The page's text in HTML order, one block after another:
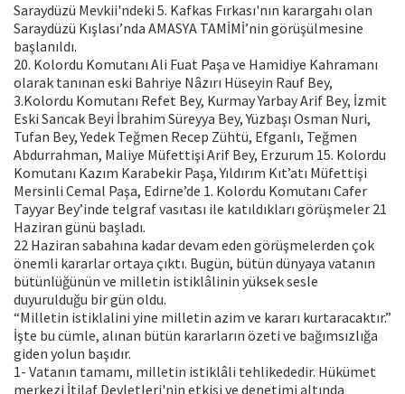
Saraydüzü Mevkii'ndeki 5. Kafkas Fırkası'nın karargahı olan
Saraydüzü Kışlası’nda AMASYA TAMİMİ’nin görüşülmesine
başlanıldı.
20. Kolordu Komutanı Ali Fuat Paşa ve Hamidiye Kahramanı
olarak tanınan eski Bahriye Nâzırı Hüseyin Rauf Bey,
3.Kolordu Komutanı Refet Bey, Kurmay Yarbay Arif Bey, İzmit
Eski Sancak Beyi İbrahim Süreyya Bey, Yüzbaşı Osman Nuri,
Tufan Bey, Yedek Teğmen Recep Zühtü, Efganlı, Teğmen
Abdurrahman, Maliye Müfettişi Arif Bey, Erzurum 15. Kolordu
Komutanı Kazım Karabekir Paşa, Yıldırım Kıt’atı Müfettişi
Mersinli Cemal Paşa, Edirne’de 1. Kolordu Komutanı Cafer
Tayyar Bey’inde telgraf vasıtası ile katıldıkları görüşmeler 21
Haziran günü başladı.
22 Haziran sabahına kadar devam eden görüşmelerden çok
önemli kararlar ortaya çıktı. Bugün, bütün dünyaya vatanın
bütünlüğünün ve milletin istiklâlinin yüksek sesle
duyurulduğu bir gün oldu.
“Milletin istiklalini yine milletin azim ve kararı kurtaracaktır.”
İşte bu cümle, alınan bütün kararların özeti ve bağımsızlığa
giden yolun başıdır.
1- Vatanın tamamı, milletin istiklâli tehlikededir. Hükümet
merkezi İtilaf Devletleri'nin etkisi ve denetimi altında